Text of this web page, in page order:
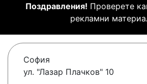
Поздравления! Проверете
рекламни
София
ул. "Лазар Плачков" 10